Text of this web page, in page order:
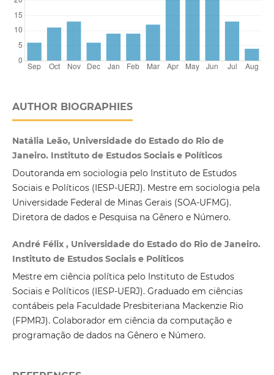
AUTHOR BIOGRAPHIES
Natália Leão, Universidade do Estado do Rio de
Janeiro. Instituto de Estudos Sociais e Políticos
Doutoranda em sociologia pelo Instituto de Estudos
Sociais e Políticos (IESP-UERJ). Mestre em sociologia pela
Universidade Federal de Minas Gerais (SOA-UFMG).
Diretora de dados e Pesquisa na Gênero e Número.
André Félix , Universidade do Estado do Rio de Janeiro.
Instituto de Estudos Sociais e Políticos
Mestre em ciência política pelo Instituto de Estudos
Sociais e Políticos (IESP-UERJ). Graduado em ciências
contábeis pela Faculdade Presbiteriana Mackenzie Rio
(FPMRJ). Colaborador em ciência da computação e
programação de dados na Gênero e Número.